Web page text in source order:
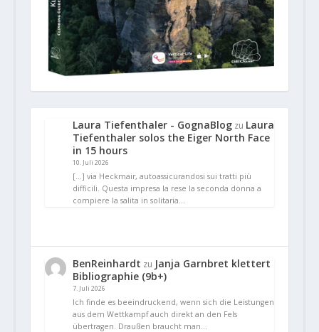
Laura Tiefenthaler - GognaBlogzu Laura
Tiefenthaler solos the Eiger North Face
in 15 hours
10. Juli 2026
[…] via Heckmair, autoassicurandosi sui tratti più
difficili. Questa impresa la rese la seconda donna a
compiere la salita in solitaria…
BenReinhardt zu Janja Garnbret klettert
Bibliographie (9b+)
7. Juli 2026
Ich finde es beeindruckend, wenn sich die Leistungen
aus dem Wettkampf auch direkt an den Fels
übertragen. Draußen braucht man…